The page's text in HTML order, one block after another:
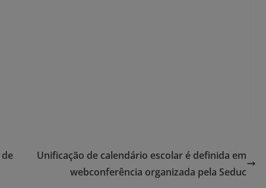
Unificação de calendário escolar é definida em
webconferência organizada pela Seduc